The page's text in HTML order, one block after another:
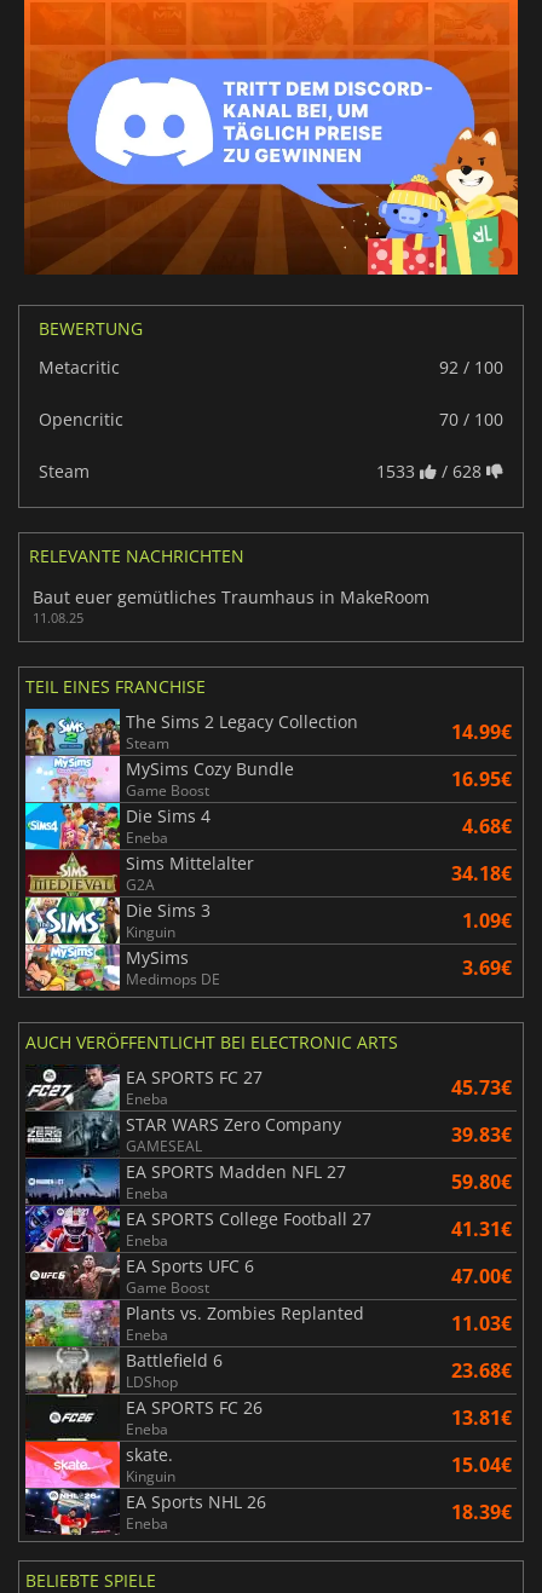
BEWERTUNG
Metacritic
92 / 100
Opencritic 70 / 100
Steam 1533 / 628
RELEVANTE NACHRICHTEN
Baut euer gemütliches Traumhaus in MakeRoom
11.08.25
TEIL EINES FRANCHISE
The Sims 2 Legacy Collection
Steam 14.99€
MySims Cozy Bundle
Game Boost 16.95€
Die Sims 4
Eneba 4.68€
Sims Mittelalter
G2A 34.18€
Die Sims 3
Kinguin 1.09€
MySims
Medimops DE 3.69€
AUCH VERÖFFENTLICHT BEI ELECTRONIC ARTS
EA SPORTS FC 27
Eneba 45.73€
STAR WARS Zero Company
GAMESEAL 39.83€
EA SPORTS Madden NFL 27
Eneba 59.80€
EA SPORTS College Football 27
Eneba 41.31€
EA Sports UFC 6
Game Boost 47.00€
Plants vs. Zombies Replanted
Eneba 11.03€
Battlefield 6
LDShop 23.68€
EA SPORTS FC 26
Eneba 13.81€
skate.
Kinguin 15.04€
EA Sports NHL 26
Eneba 18.39€
BELIEBTE SPIELE